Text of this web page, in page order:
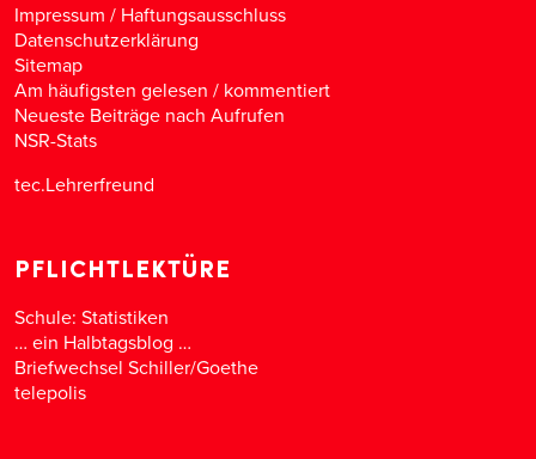
Impressum / Haftungsausschluss
Datenschutzerklärung
Sitemap
Am häufigsten gelesen / kommentiert
Neueste Beiträge nach Aufrufen
NSR-Stats
tec.Lehrerfreund
PFLICHTLEKTÜRE
Schule: Statistiken
… ein Halbtagsblog …
Briefwechsel Schiller/Goethe
telepolis